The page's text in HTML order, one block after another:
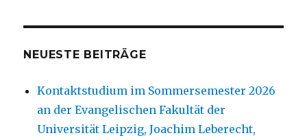
NEUESTE BEITRÄGE
Kontaktstudium im Sommersemester 2026
an der Evangelischen Fakultät der
Universität Leipzig, Joachim Leberecht,